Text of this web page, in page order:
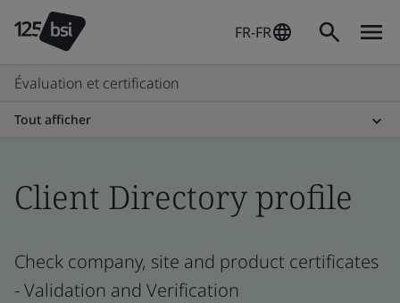
FR-FR
Évaluation et certification
Tout afficher
Client Directory profile
Check company, site and product certificates
- Validation and Verification